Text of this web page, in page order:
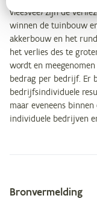
vleesvee) zijn de
winnen de tuinbouw
akkerbouw en het
het verlies des te
wordt en
bedrag per bedrijf. Er
bedrijfsindividuele
maar eveneens
individuele bedrijven
Metagegevens
Bronvermelding